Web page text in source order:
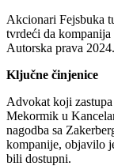
Akcionari Fejsbuka
tvrdeći da
Autorska prava
Ključne činjenice
Advokat koji
Mekormik u
nagodba sa
kompanije, objavilo
bili dostupni.